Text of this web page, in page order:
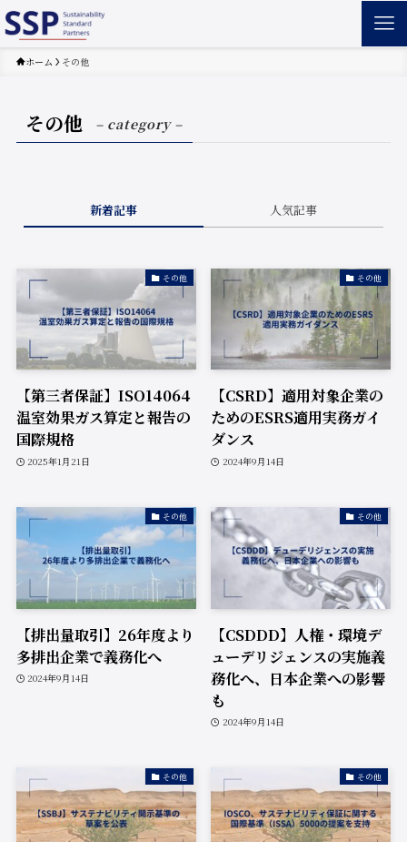
ホーム その他
その他 – category –
新着記事 人気記事
その他
【第三者保証】ISO14064
温室効果ガス算定と報告の
国際規格
2025年1月21日
その他
【CSRD】適用対象企業の
ためのESRS適用実務ガイ
ダンス
2024年9月14日
その他
【排出量取引】26年度より
多排出企業で義務化へ
2024年9月14日
その他
【CSDDD】人権・環境デ
ューデリジェンスの実施義
務化へ、日本企業への影響
も
2024年9月14日
その他 その他